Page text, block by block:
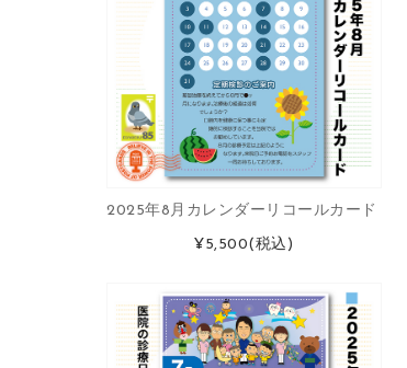
2025年8月カレンダーリコールカード
¥5,500(税込)